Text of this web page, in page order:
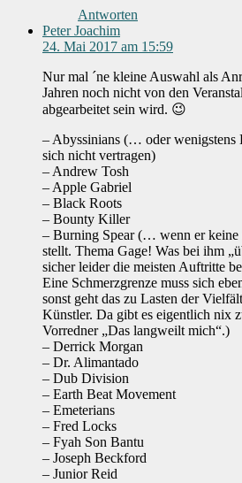
Antworten
Peter Joachim
24. Mai 2017 am 15:59
Nur mal ´ne kleine Auswahl als
Jahren noch nicht von den
abgearbeitet sein wird. 😉
– Abyssinians (… oder wenigstens
sich nicht vertragen)
– Andrew Tosh
– Apple Gabriel
– Black Roots
– Bounty Killer
– Burning Spear (… wenn er keine
stellt. Thema Gage! Was bei ihm
sicher leider die meisten Auftritte
Eine Schmerzgrenze muss sich
sonst geht das zu Lasten der
Künstler. Da gibt es eigentlich nix
Vorredner „Das langweilt mich“.)
– Derrick Morgan
– Dr. Alimantado
– Dub Division
– Earth Beat Movement
– Emeterians
– Fred Locks
– Fyah Son Bantu
– Joseph Beckford
– Junior Reid